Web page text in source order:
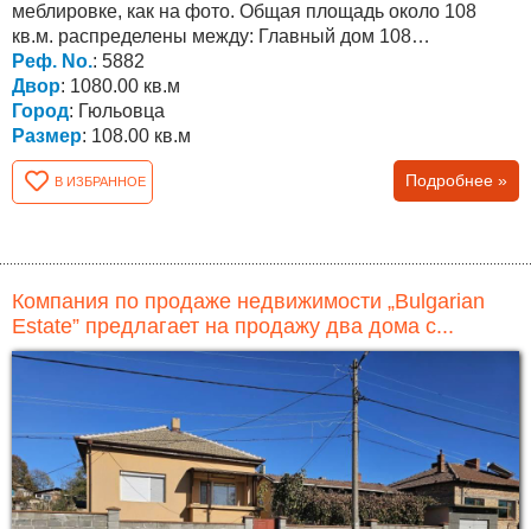
меблировке, как на фото. Общая площадь около 108
кв.м. распределены между: Главный дом 108
Реф. No.: 5882
Двор: 1080.00 кв.м
Город: Гюльовца
Размер: 108.00 кв.м
В ИЗБРАННОЕ Подробнее »
Компания по продаже недвижимости „Bulgarian
Estate” предлагает на продажу два дома с...